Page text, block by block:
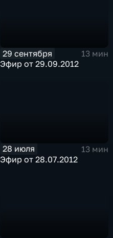
29 сентября
13 мин
Эфир от 29.09.2012
28 июля
13 мин
Эфир от 28.07.2012